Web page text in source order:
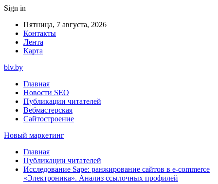
Sign in
Пятница, 7 августа, 2026
Контакты
Лента
Карта
blv.by
Главная
Новости SEO
Публикации читателей
Вебмастерская
Сайтостроение
Новый маркетинг
Главная
Публикации читателей
Исследование Sape: ранжирование сайтов в e-commerce
«Электроника». Анализ ссылочных профилей